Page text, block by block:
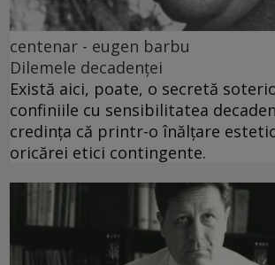
centenar - eugen barbu
Dilemele decadenței
Există aici, poate, o secretă
confiniile cu sensibilitatea
credința că printr-o înălțare
oricărei etici contingente.